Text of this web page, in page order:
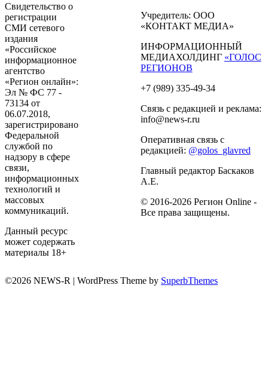
Свидетельство о
регистрации
СМИ сетевого
издания
«Российское
информационное
агентство
«Регион онлайн»:
Эл № ФС 77 -
73134 от
06.07.2018,
зарегистрировано
Федеральной
службой по
надзору в сфере
связи,
информационных
технологий и
массовых
коммуникаций.
Данный ресурс
может содержать
материалы 18+
Учредитель: ООО
«КОНТАКТ МЕДИА»
ИНФОРМАЦИОННЫЙ
МЕДИАХОЛДИНГ «ГОЛОС
РЕГИОНОВ
+7 (989) 335-49-34
Связь с редакцией и реклама:
info@news-r.ru
Оперативная связь с
редакцией: @golos_glavred
Главный редактор Баскаков
А.Е.
© 2016-2026 Регион Online -
Все права защищены.
©2026 NEWS-R | WordPress Theme by SuperbThemes